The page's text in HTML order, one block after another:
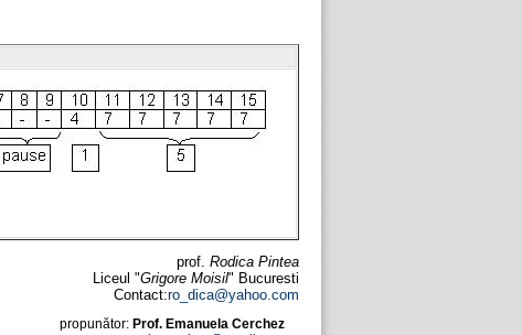
prof. Rodica Pintea
Liceul "Grigore Moisil" Bucuresti
Contact:ro_dica@yahoo.com
propunător: Prof. Emanuela Cerchez